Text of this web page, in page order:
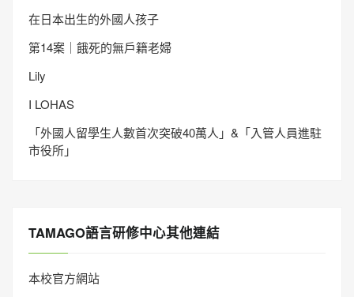
在日本出生的外國人孩子
第14案｜餓死的無戶籍老婦
Lily
I LOHAS
「外國人留學生人數首次突破40萬人」&「入管人員進駐
市役所」
TAMAGO語言研修中心其他連結
本校官方網站